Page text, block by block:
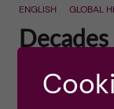
ENGLISH GLOBAL
for all